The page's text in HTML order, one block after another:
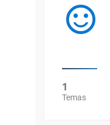
1
Temas